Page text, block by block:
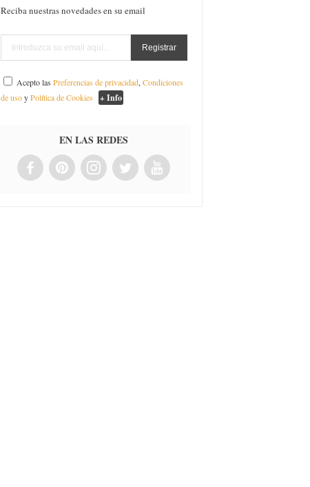
Reciba nuestras novedades en su email
Acepto lasPreferencias de privacidad,Condiciones
de usoyPolítica de Cookies + Info
EN LAS REDES